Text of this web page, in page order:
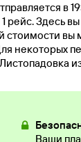
в
рейс. Здесь
стоимости
некоторых
Ваши